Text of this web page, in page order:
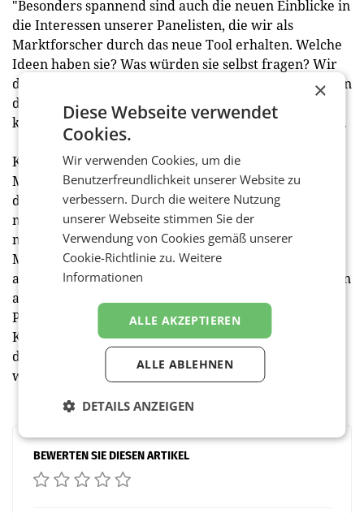
"Besonders spannend sind auch die neuen Einblicke in
die Interessen unserer Panelisten, die wir als
Marktforscher durch das neue Tool erhalten. Welche
Ideen haben sie? Was würden sie selbst fragen? Wir
dürfen unsere befragungswilligen Meinungsbildneren
dadurch nochmals von einer ganz neuen Seite
kennenlernen", zeigt sich Thomas Schwabl begeistert.
Klar distanzieren möchte sich das
Marktforschungsinstitut jedoch von dem Vorwurf,
dass es durch das neue Tool den Bock zum Gärtner
machen würde. "Uns ist bewusst, dass wohl die
meisten Panelisten keine professionellen
MarktForscher sind. Doch der Mensch ist von Natur
aus neugierig. Von Kindesbeinen an stellen wir Fragen
an unsere Umwelt. Unsere DIY-Umfragen bieten eine
Plattform für die Neugierigen, die Interessierten, die
Kreativen, die zur Tat schreiten und ihre Freude an
der Markt- und Meinungsforschung realisieren
wollen", betont Schwabl. (red)
BEWERTEN SIE DIESEN ARTIKEL
×
Diese Webseite verwendet
Cookies.
Wir verwenden Cookies, um die
Benutzerfreundlichkeit unserer Website zu
verbessern. Durch die weitere Nutzung
unserer Webseite stimmen Sie der
Verwendung von Cookies gemäß unserer
Cookie-Richtlinie zu.Weitere
Informationen
ALLE AKZEPTIEREN
ALLE ABLEHNEN
DETAILS ANZEIGEN